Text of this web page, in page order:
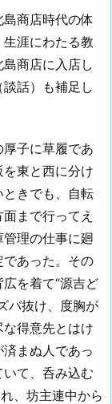
商店時代の体
涯にわたる教
商店に入店し
話）も補足し
厚子に草履であ
東と西に分け
きでも、自転
まで行ってえ
理の仕事に廻
あった。その
を着て“源吉ど
バ抜け、度胸が
得意先とはけ
まぬ人であっ
て、呑み込む
、坊主連中から